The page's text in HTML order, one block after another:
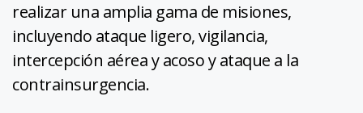
realizar una amplia gama de misiones,
incluyendo ataque ligero, vigilancia,
intercepción aérea y acoso y ataque a la
contrainsurgencia.